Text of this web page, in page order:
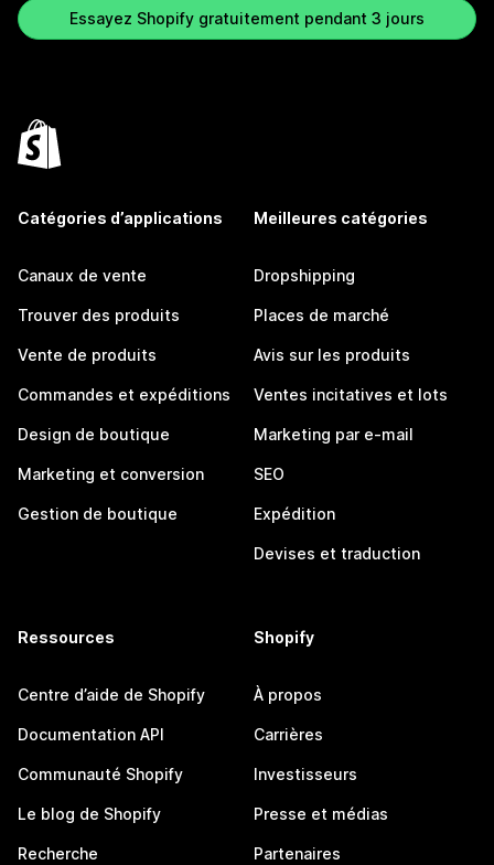
Essayez Shopify gratuitement pendant 3 jours
Catégories d’applications
Canaux de vente
Trouver des produits
Vente de produits
Commandes et expéditions
Design de boutique
Marketing et conversion
Gestion de boutique
Meilleures catégories
Dropshipping
Places de marché
Avis sur les produits
Ventes incitatives et lots
Marketing par e-mail
SEO
Expédition
Devises et traduction
Ressources
Centre d’aide de Shopify
Documentation API
Communauté Shopify
Le blog de Shopify
Recherche
Shopify
À propos
Carrières
Investisseurs
Presse et médias
Partenaires